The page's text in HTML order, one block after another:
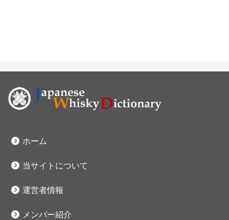
ホーム
当サイトについて
運営者情報
メンバー紹介